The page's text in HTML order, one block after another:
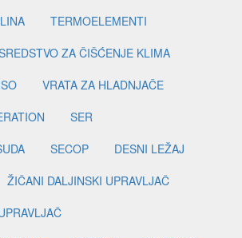
TERMOELEMENTI
ZA ČIŠĆENJE KLIMA
VRATA ZA HLADNJAČE
SER
SECOP
DESNI LEŽAJ
ŽIČANI DALJINSKI UPRAVLJAČ